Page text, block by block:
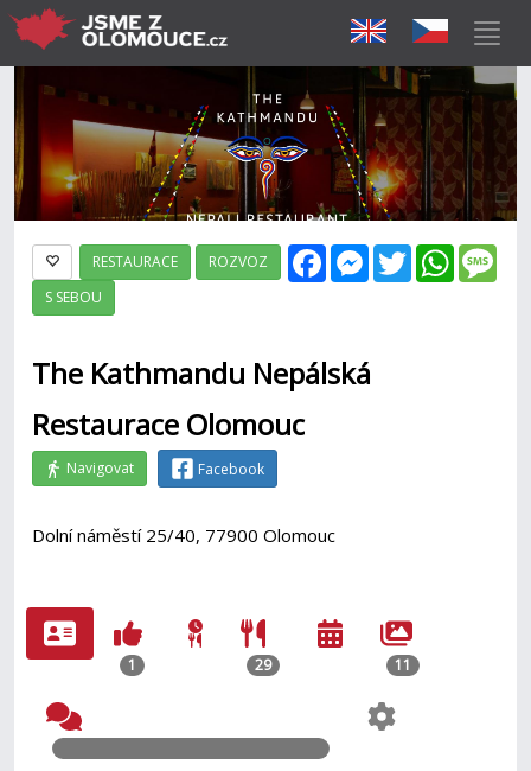
FacebookMessenger
Twitter
RESTAURACE
ROZVOZ
S SEBOU
The Kathmandu Nepálská
Restaurace Olomouc
Navigovat Facebook
Dolní náměstí 25/40, 77900 Olomouc
1 29 11